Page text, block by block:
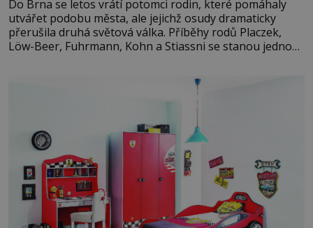
Do Brna se letos vrátí potomci rodin, které pomáhaly
utvářet podobu města, ale jejichž osudy dramaticky
přerušila druhá světová válka. Příběhy rodů Placzek,
Löw-Beer, Fuhrmann, Kohn a Stiassni se stanou jednou
jednoduché. Místa, která si člověk pamatuje z rodinných